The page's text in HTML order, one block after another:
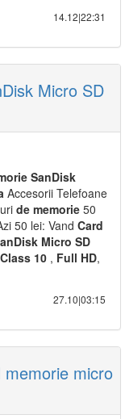
14.12|22:31
Micro SD
SanDisk
Accesorii Telefoane
uri de memorie 50
50 lei: Vand Card
Micro SD
Class 10 , Full HD,
27.10|03:15
micro